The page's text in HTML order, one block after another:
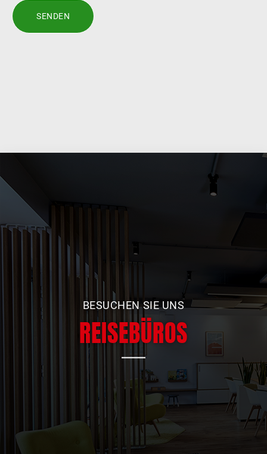
SENDEN
BESUCHEN SIE UNS
REISEBÜROS